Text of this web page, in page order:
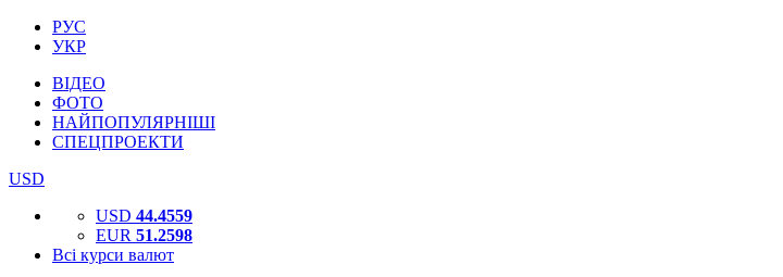
РУС
УКР
ВІДЕО
ФОТО
НАЙПОПУЛЯРНІШІ
СПЕЦПРОЕКТИ
USD
USD 44.4559
EUR 51.2598
Всі курси валют